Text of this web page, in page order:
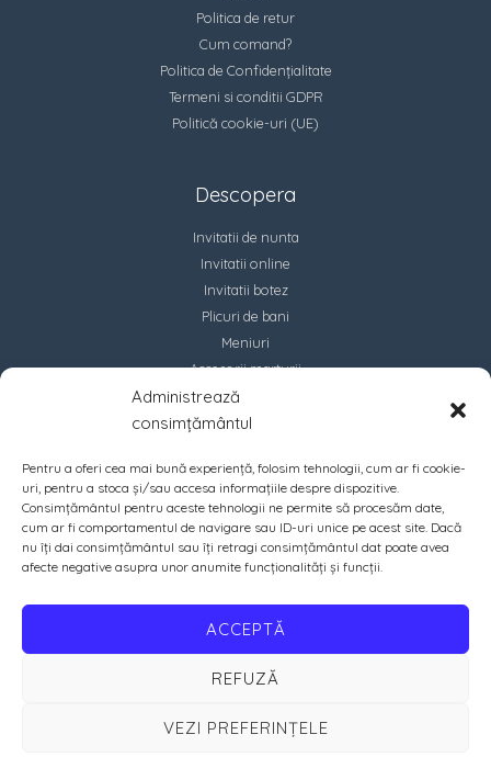
Administrează
consimțământul
Pentru a oferi cea mai bună experiență, folosim tehnologii, cum ar fi cookie-
uri, pentru a stoca și/sau accesa informațiile despre dispozitive.
Consimțământul pentru aceste tehnologii ne permite să procesăm date,
cum ar fi comportamentul de navigare sau ID-uri unice pe acest site. Dacă
nu îți dai consimțământul sau îți retragi consimțământul dat poate avea
afecte negative asupra unor anumite funcționalități și funcții.
ACCEPTĂ
REFUZĂ
VEZI PREFERINȚELE
Politica de retur
Cum comand?
Politica de Confidențialitate
Termeni si conditii GDPR
Politică cookie-uri (UE)
Descopera
Invitatii de nunta
Invitatii online
Invitatii botez
Plicuri de bani
Meniuri
Accesorii marturii
Contact